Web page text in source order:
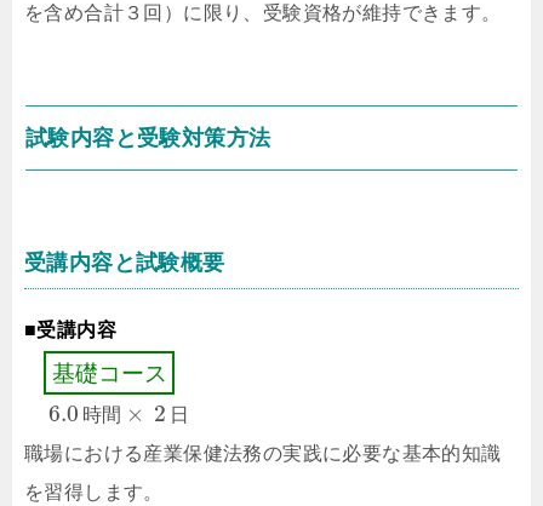
を含め合計３回）に限り、受験資格が維持できます。
試験内容と受験対策方法
受講内容と試験概要
■受講内容
基礎コース
6.0 時間 × 2 ⽇
職場における産業保健法務の実践に必要な基本的知識
を習得します。